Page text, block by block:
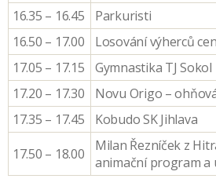
16.35 – 16.45
Parkuristi
16.50 – 17.00
Losování výherců
17.05 – 17.15
Gymnastika TJ
17.20 – 17.30
Novu Origo –
17.35 – 17.45
Kobudo SK Jihlava
17.50 – 18.00
Milan Řezníček z
animační program a